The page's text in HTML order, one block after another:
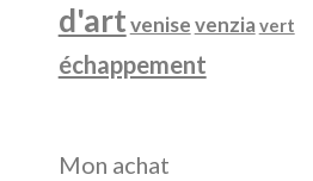
d'artvenisevenzia vert
échappement
Mon achat